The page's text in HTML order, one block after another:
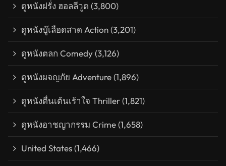
ดูหนังฝรั่ง ฮอลลีวูด (3,800)
ดูหนังบู๊เลือดสาด Action(3,201)
ดูหนังตลก Comedy(3,126)
ดูหนังผจญภัย Adventure(1,896)
ดูหนังตื่นเต้นเร้าใจ Thriller(1,821)
ดูหนังอาชญากรรม Crime(1,658)
United States(1,466)